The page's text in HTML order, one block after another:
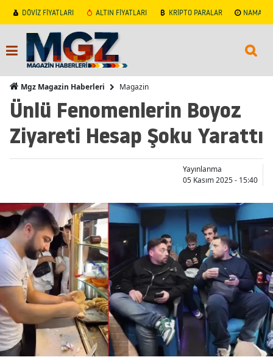
DÖVİZ FİYATLARI ALTIN FİYATLARI KRİPTO PARALAR NAMAZ
Mgz Magazin Haberleri Magazin
Ünlü Fenomenlerin Boyoz
Ziyareti Hesap Şoku Yarattı
Yayınlanma
05 Kasım 2025 - 15:40